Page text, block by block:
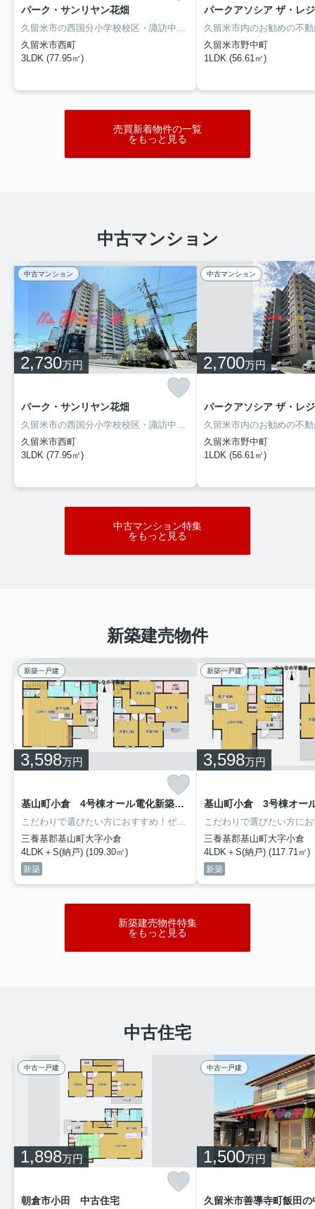
小郡市寺福童中古住宅
2480万円
物件詳細へ
広川町久泉中古住宅
2590万円
物件詳細へ
築6年のスタイリッシュモダンの住宅で
す。
随時ご案内対応が可能です。お気軽にお申
し付け下さい。
2025.08.12
８月の連休を弊社では８月１２日より８月
ております。お気軽にお申し付け下さい。
ご迷惑をお掛けしますが何卒宜しくお願い
申し上げます。
令和７年８月１６日より通常通り営業致し
久留米市内の不動産情報
新規マンションの売り出し情報
です。
ダイアパレス諏訪野502
物件詳細へ
グランドオーク久留米通町802
3690万円物件詳細へ
上記の3物件は居住中です。事前のご予約
でご見学が可能となります。マンション内
の生活情報等もお聞きできます。お気軽に
久留米市内の不動産・マンション情報はみ
パーク・サンリヤン花畑
久留米市の西国分小学校校区・諏訪中学校校区の築１１年の中古マンションです。西鉄花畑駅まで徒歩８分の立地で、西鉄電車をご利用される方におすすめです。駐車場も平置き駐車場が確保できますので、機械式駐車場の様なストレスなく利用できます。ハウスクリーニングを施工後にお引き渡しとなります。
久留米市西町
3LDK (77.95㎡)
パークアソシア ザ・レ
久留米市野中町
1LDK (56.61㎡)
売買新着物件の一覧
をもっと見る
中古マンション
中古マンション
2,730万円
パーク・サンリヤン花畑
久留米市の西国分小学校校区・諏訪中学校校区の築１１年の中古マンションです。西鉄花畑駅まで徒歩８分の立地で、西鉄電車をご利用される方におすすめです。駐車場も平置き駐車場が確保できますので、機械式駐車場の様なストレスなく利用できます。ハウスクリーニングを施工後にお引き渡しとなります。
久留米市西町
3LDK (77.95㎡)
中古マンション
2,700万円
パークアソシア ザ・レ
久留米市野中町
1LDK (56.61㎡)
中古マンション特集
をもっと見る
新築建売物件
新築一戸建
3,598万円
基山町小倉 4号棟オール電化新築戸建 一建設株式会社
こだわりで選びたい方におすすめ！ぜひ一度見ていただきたい、三養基郡基山町エリアのオール電化新築戸建はいかがでしょうか。家事動線を考えた間取りのとなっており、ランドリールーム・パントリー完備♫火が出ないIH調理器を使用したキッチンなので、お子様やご年配の方にも安心です。気持ちのいい新生活を迎えるなら、みんなの不動産本舗にお任せ下さい。
三養基郡基山町大字小倉
4LDK＋S(納戸) (109.30㎡)
新築
新築一戸建
3,598万円
三養基郡基山町大字小倉
4LDK＋S(納戸) (117.71㎡)
新築
新築建売物件特集
をもっと見る
中古住宅
中古一戸建
1,898万円
朝倉市小田 中古住宅
中古一戸建
1,500万円
久留米市善導寺町飯田の